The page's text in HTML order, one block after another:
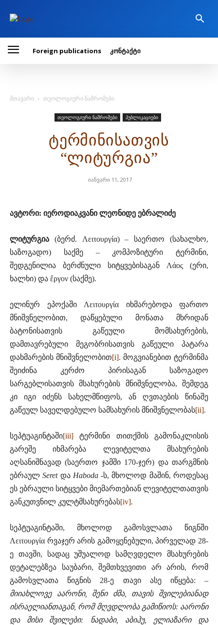
Foreign publications კონტაქტი
მთავარი თეოლოგიური ნაშრომები
თეოლოგიური ნაშრომები პუბლიკაციები
ტერმინისათვის
“ლიტურგია”
იანვარი 11, 2017
ავტორი: იეროდიაკვანი ლეონიდე ებრალიძე
ლიტურგია (ბერძ. Λειτουργία) – საერთო (სახალხო,
საზოგადო) საქმე – კომპოზიტური ტერმინი,
შედგენილია ბერძნული სიტყვებისაგან Λάος (ერი,
ხალხი) და ἔργον (საქმე).
ელინურ ეპოქაში Λειτουργία იხმარებოდა ფართო
მნიშვნელობით, დაწყებული მონათა მხრიდან
ბატონისათვის გაწეული მომსახურების,
დამთავრებული მეგობრისათვის გაწეული პატარა
დახმარების მნიშვნელობით[i]. მოგვიანებით ტერმინმა
შეიძინა კერძო პირისაგან საზოგადო
სარგებლისათვის მსახურების მნიშვნელობა, შემდეგ
კი იგი იძენს სახელმწიფოს, ან ღვთაების წინაშე
გაწეულ საველდებულო სამსახურის მნიშვნელობას[ii].
სეპტუაგინტაში[iii] ტერმინი თითქმის გამონაკლისის
გარეშე იხმარება ლევიტელთა მსახურების
აღსანიშნავად (საერთო ჯამში 170-ჯერ) და თარგმნის
ებრაულSeretდა Haboda-ს, მხოლოდ მაშინ, როდესაც
ეს ებრაული სიტყვები მიემართებიან ლევიტელთათვის
განკუთვნილ კულტმსახურებას[iv].
სეპტუაგინტაში, მხოლოდ გამოსვლათა წიგნში
Λειτουργία რვაჯერ არის გამოყენებული, პირველად 28-
ე თავში, სადაც უშუალოდ სამღვდელო მსახურების
დეტალებზეა საუბარი, შემთხვევითი არ არის, რომ
გამოსვლათა წიგნის 28-ე თავი ასე იწყება: –
მიიახლოვე
აარონი, შენი ძმა, თავის
შვილებიანად
ისრაელიანთაგან, რომ მღვდლობა გამიწიოს: აარონი
და
მისი შვილები: ნადაბი, აბიჰუ, ელიაზარი
და